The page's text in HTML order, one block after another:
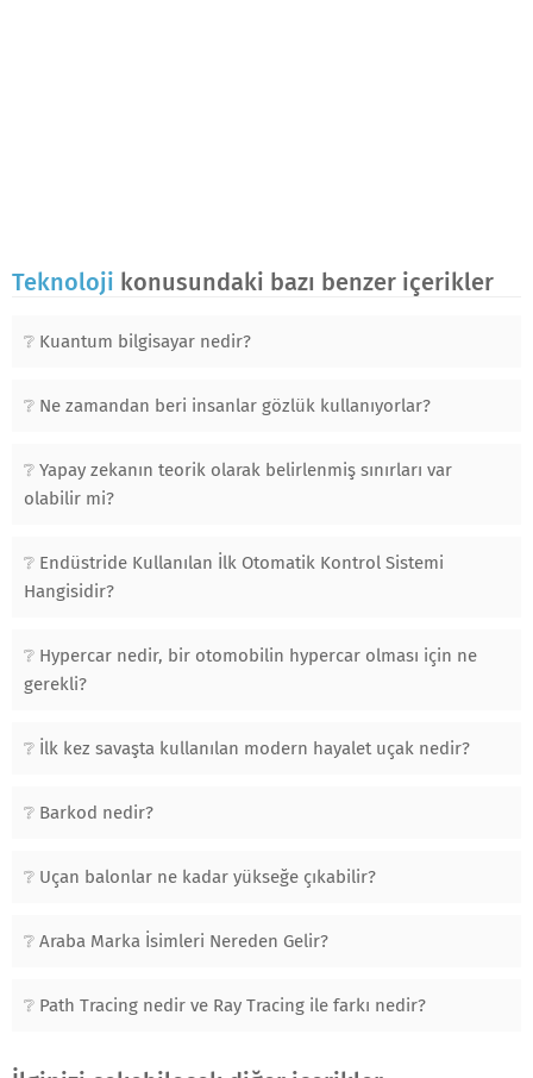
Teknoloji konusundaki bazı benzer içerikler
Kuantum bilgisayar nedir?
Ne zamandan beri insanlar gözlük kullanıyorlar?
Yapay zekanın teorik olarak belirlenmiş sınırları var
olabilir mi?
Endüstride Kullanılan İlk Otomatik Kontrol Sistemi
Hangisidir?
Hypercar nedir, bir otomobilin hypercar olması için ne
gerekli?
İlk kez savaşta kullanılan modern hayalet uçak nedir?
Barkod nedir?
Uçan balonlar ne kadar yükseğe çıkabilir?
Araba Marka İsimleri Nereden Gelir?
Path Tracing nedir ve Ray Tracing ile farkı nedir?